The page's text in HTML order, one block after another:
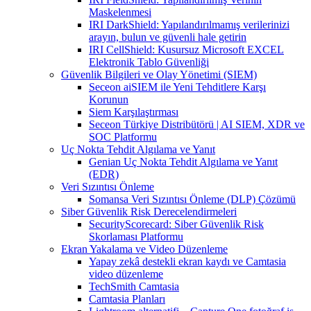
Maskelenmesi
IRI DarkShield: Yapılandırılmamış verilerinizi
arayın, bulun ve güvenli hale getirin
IRI CellShield: Kusursuz Microsoft EXCEL
Elektronik Tablo Güvenliği
Güvenlik Bilgileri ve Olay Yönetimi (SIEM)
Seceon aiSIEM ile Yeni Tehditlere Karşı
Korunun
Siem Karşılaştırması
Seceon Türkiye Distribütörü | AI SIEM, XDR ve
SOC Platformu
Uç Nokta Tehdit Algılama ve Yanıt
Genian Uç Nokta Tehdit Algılama ve Yanıt
(EDR)
Veri Sızıntısı Önleme
Somansa Veri Sızıntısı Önleme (DLP) Çözümü
Siber Güvenlik Risk Derecelendirmeleri
SecurityScorecard: Siber Güvenlik Risk
Skorlaması Platformu
Ekran Yakalama ve Video Düzenleme
Yapay zekâ destekli ekran kaydı ve Camtasia
video düzenleme
TechSmith Camtasia
Camtasia Planları